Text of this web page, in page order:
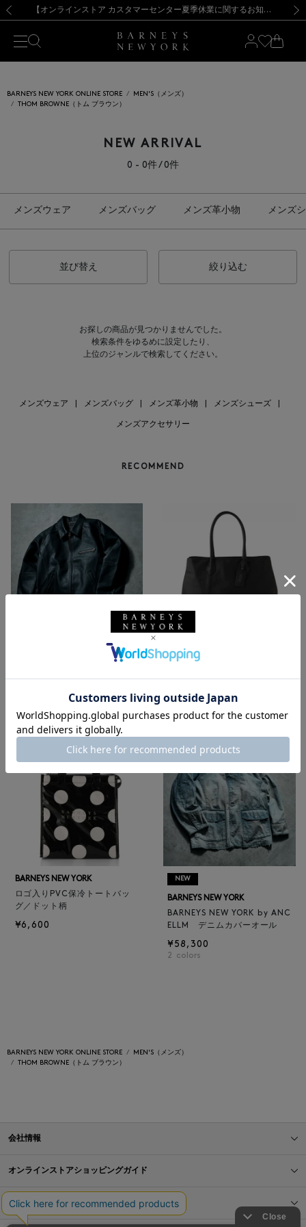
新規登録のお客様も対象！＜MY BARNEYS＞会員のお客様は11,000円（税込）以上のお買上げで常時送料無料！お買い物の際は会員登録を！
【夏季休業に伴う出荷一時停止のお知らせ】(2026.8.7) 【オンラインストア カスタマーセンター夏季休業に関するお知らせ】（2026.8.7）
【夏季休業に伴う返品・交換承り一時停止のお知らせ】（2026.8.5）
熊本県を中心とした地震の影響によるお荷物のお届けについて
【開催中】SUMMER SALEのご案内・ご注意事項 新規登録のお客様も対象！＜MY BARNEYS＞会員のお客様は11,000円（税込）以上のお買上げで常時送料無料！お買い物の際は会員登録を！
【夏季休業に伴う出荷一時停止のお知らせ】(2026.8.7)
BARNEYS NEW YORK ONLINE STORE
MEN'S（メンズ）
THOM BROWNE（トム ブラウン）
NEW ARRIVAL
0 - 0件 / 0件
メンズウェア メンズバッグ メンズ革小物 メンズ
並び替え 絞り込む
お探しの商品が見つかりませんでした。
検索条件をゆるめに設定したり、
上位のジャンルで検索してください。
メンズウェア メンズバッグ メンズ革小物 メンズシューズ
メンズアクセサリー
RECOMMEND
ELLM ホースレザーブルゾン
¥165,000
BARNEYS NEW YORK
レザートートバッグ（M）
¥47,300
colors
BARNEYS NEW YORK
ロゴ入りPVC保冷トートバッ
グ／ドット柄
¥6,600
NEW
BARNEYS NEW YORK
BARNEYS NEW YORK by ANC
ELLM デニムカバーオール
¥58,300
2 colors
BARNEYS NEW YORK ONLINE STORE
MEN'S（メンズ）
THOM BROWNE（トム ブラウン）
会社情報
オンラインストアショッピングガイド
店舗情報